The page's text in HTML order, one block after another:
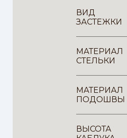
ВИД
ЗАСТЕЖКИ
МАТЕРИАЛ
СТЕЛЬКИ
МАТЕРИАЛ
ПОДОШВЫ
ВЫСОТА